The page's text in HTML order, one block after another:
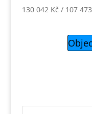
130 042 Kč / 107 473